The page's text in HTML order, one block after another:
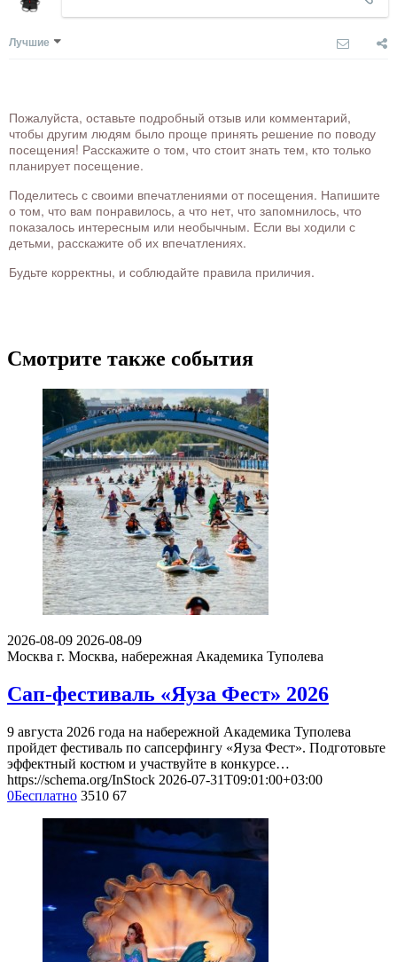
Лучшие
Пожалуйста, оставьте подробный отзыв или комментарий,
чтобы другим людям было проще принять решение по поводу
посещения! Расскажите о том, что стоит знать тем, кто только
планирует посещение.
Поделитесь с своими впечатлениями от посещения. Напишите
о том, что вам понравилось, а что нет, что запомнилось, что
показалось интересным или необычным. Если вы ходили с
детьми, расскажите об их впечатлениях.
Будьте корректны, и соблюдайте правила приличия.
Смотрите также события
2026-08-09 2026-08-09
Москва г. Москва, набережная Академика Туполева
Сап-фестиваль «Яуза Фест» 2026
9 августа 2026 года на набережной Академика Туполева
пройдет фестиваль по сапсерфингу «Яуза Фест». Подготовьте
эффектный костюм и участвуйте в конкурсе…
https://schema.org/InStock 2026-07-31T09:01:00+03:00
0Бесплатно 3510 67